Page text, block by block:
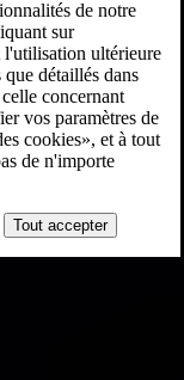
par la voiture
nourri par des
de 50 ans de
dans des accidents.